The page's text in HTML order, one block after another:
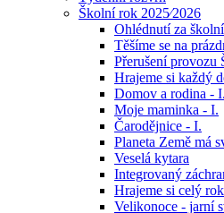
Školní rok 2025⁄2026
Ohlédnutí za
Těšíme se na
Přerušení provozu
Hrajeme si každý
Domov a rodina - I.
Moje maminka - I.
Čarodějnice - I.
Planeta Země má
Veselá kytara
Integrovaný
Hrajeme si celý
Velikonoce - jarní